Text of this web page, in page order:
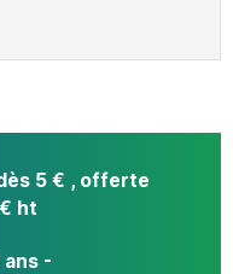
5 € , offerte
ht
-